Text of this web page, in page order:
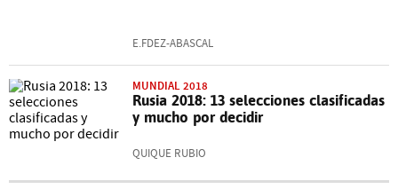
E.FDEZ-ABASCAL
MUNDIAL 2018
Rusia 2018: 13 selecciones clasificadas
y mucho por decidir
QUIQUE RUBIO